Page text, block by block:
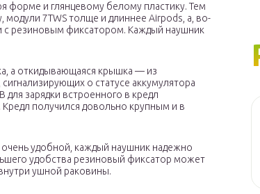
форме и глянцевому белому пластику. Тем
7TWS толще и длиннее Airpods, а, во-
с резиновым фиксатором. Каждый наушник
а откидывающаяся крышка — из
о статусе аккумулятора
зарядки встроенного в кредл
получился довольно крупным и в
очень удобной, каждый наушник надежно
удобства резиновый фиксатор может
ушной раковины.